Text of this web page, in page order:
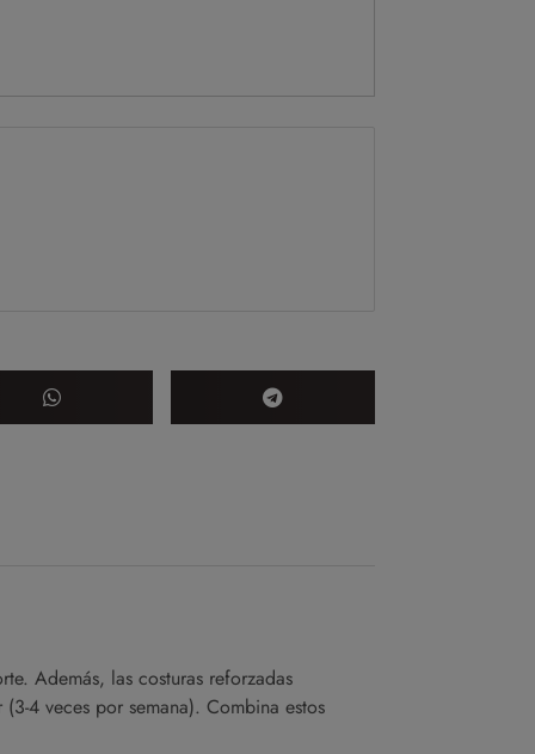
Además, las costuras reforzadas
4 veces por semana). Combina estos